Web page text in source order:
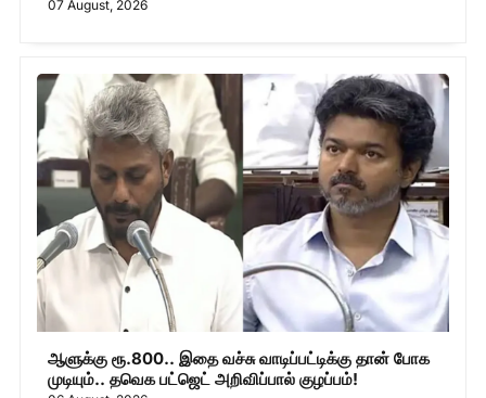
07 August, 2026
ஆளுக்கு ரூ.800.. இதை வச்சு வாடிப்பட்டிக்கு தான் போக
முடியும்.. தவெக பட்ஜெட் அறிவிப்பால் குழப்பம்!